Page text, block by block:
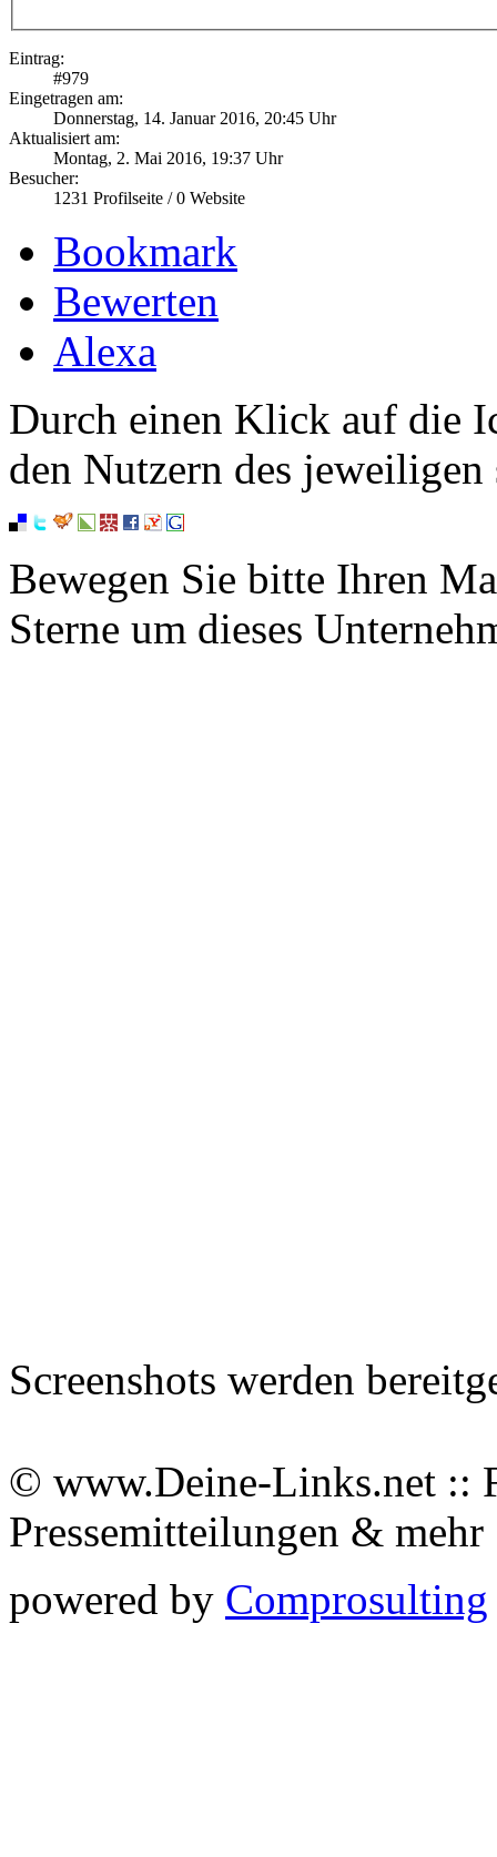
Eintrag:
#979
Eingetragen am:
Donnerstag, 14. Januar 2016, 20:45 Uhr
Aktualisiert am:
Montag, 2. Mai 2016, 19:37 Uhr
Besucher:
1231 Profilseite /0 Website
Bookmark
Bewerten
Alexa
Durch einen Klick auf die
den Nutzern des
Bewegen Sie bitte Ihren
Sterne um dieses
Screenshots werden
© www.Deine-Links.net ::
Pressemitteilungen &
powered by Comprosulting